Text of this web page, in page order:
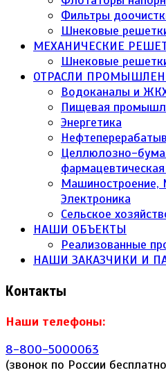
Фильтры
Шнековые
МЕХАНИЧЕСКИЕ
Шнековые
ОТРАСЛИ
Водоканалы и
Пищевая
Энергетика
Целлюлозно-
Машиностроение,
Электроника
Сельское
НАШИ ОБЪЕКТЫ
Реализованные
НАШИ ЗАКАЗЧИКИ И
Контакты
Наши телефоны:
8-800-5000063
(звонок по России